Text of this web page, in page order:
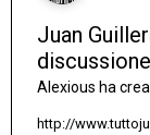
Juan
Alexious ha
http://